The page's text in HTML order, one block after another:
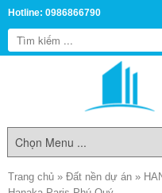
Hotline: 0986866790
Trang chủ » Đất nền dự án »